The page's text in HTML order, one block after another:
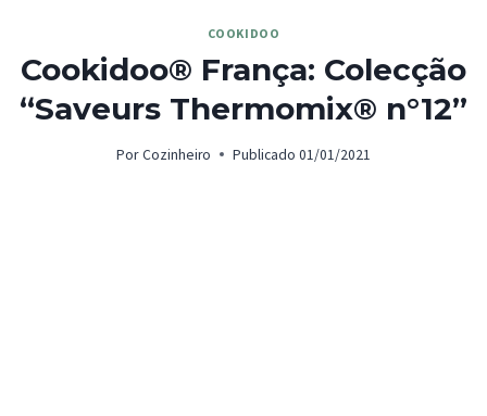
COOKIDOO
Cookidoo® França: Colecção
“Saveurs Thermomix® n°12”
Por Cozinheiro Publicado 01/01/2021